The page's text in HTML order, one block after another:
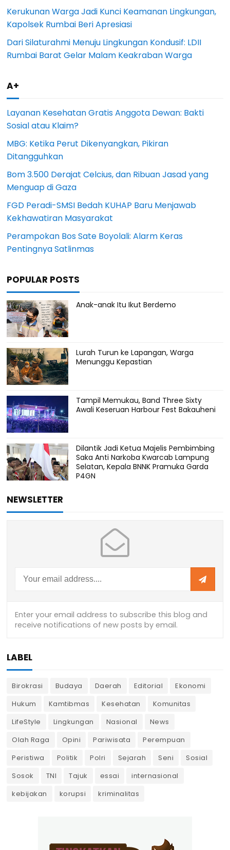
Kerukunan Warga Jadi Kunci Keamanan Lingkungan,
Kapolsek Rumbai Beri Apresiasi
Dari Silaturahmi Menuju Lingkungan Kondusif: LDII
Rumbai Barat Gelar Malam Keakraban Warga
A+
Layanan Kesehatan Gratis Anggota Dewan: Bakti
Sosial atau Klaim?
MBG: Ketika Perut Dikenyangkan, Pikiran
Ditangguhkan
Bom 3.500 Derajat Celcius, dan Ribuan Jasad yang
Menguap di Gaza
FGD Peradi-SMSI Bedah KUHAP Baru Menjawab
Kekhawatiran Masyarakat
Perampokan Bos Sate Boyolali: Alarm Keras
Pentingnya Satlinmas
POPULAR POSTS
Anak-anak Itu Ikut Berdemo
Lurah Turun ke Lapangan, Warga
Menunggu Kepastian
Tampil Memukau, Band Three Sixty
Awali Keseruan Harbour Fest Bakauheni
Dilantik Jadi Ketua Majelis Pembimbing
Saka Anti Narkoba Kwarcab Lampung
Selatan, Kepala BNNK Pramuka Garda
P4GN
NEWSLETTER
LABEL
Birokrasi Budaya Daerah Editorial
Ekonomi
Hukum
Kamtibmas Kesehatan
Komunitas
LifeStyle
Lingkungan Nasional
News
Olah Raga
Opini Pariwisata
Perempuan
Peristiwa
Politik Polri Sejarah Seni
Sosial
Sosok
TNI Tajuk essai
internasional
kebijakan
korupsi kriminalitas